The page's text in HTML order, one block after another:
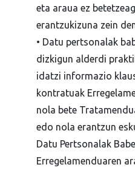
eta araua ez
erantzukizuna zein
• Datu pertsonalak
dizkigun alderdi
idatzi informazio
kontratuak
nola bete
edo nola erantzun
Datu Pertsonalak
Erregelamenduaren